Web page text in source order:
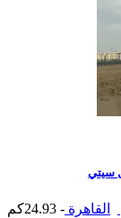
القاهرة - 24.93كم